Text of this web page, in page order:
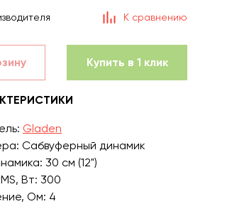
К сравнению
Купить в 1 клик
Gladen
Сабвуферный динамик
30 см (12")
Вт: 300
Ом: 4